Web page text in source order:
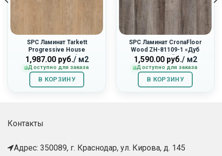
SPC Ламинат Tarkett
Progressive House
277007021 «Darin»
1,987.00руб./ м2
Доступно для заказа
В КОРЗИНУ
SPC Ламинат CronaFloor
Wood ZH-81109-1 «Дуб
Горный»
1,590.00руб./ м2
Доступно для заказа
В КОРЗИНУ
Контакты
Адрес: 350089, г. Краснодар, ул. Кирова, д. 145​